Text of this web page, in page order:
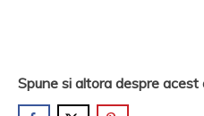
Spune si altora despre acest